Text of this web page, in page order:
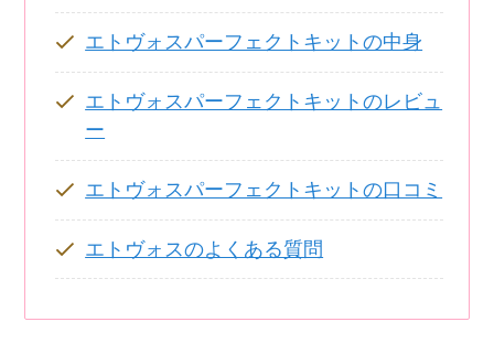
エトヴォスパーフェクトキットの中身
エトヴォスパーフェクトキットのレビュ
ー
エトヴォスパーフェクトキットの口コミ
エトヴォスのよくある質問